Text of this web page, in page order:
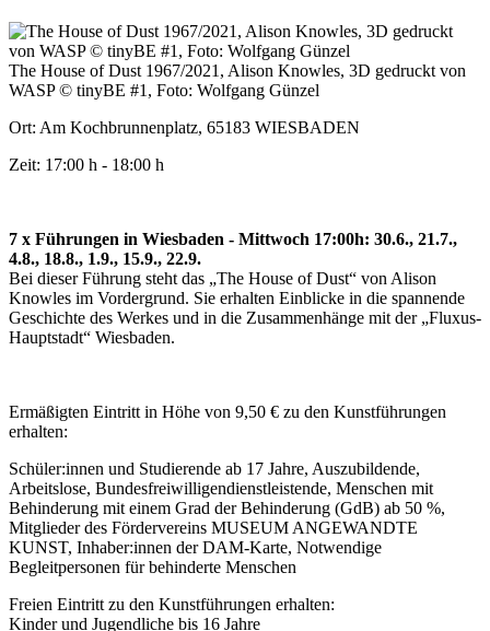
The House of Dust 1967/2021, Alison Knowles, 3D gedruckt von
WASP © tinyBE #1, Foto: Wolfgang Günzel
Ort: Am Kochbrunnenplatz, 65183 WIESBADEN
Zeit: 17:00 h - 18:00 h
7 x Führungen in Wiesbaden - Mittwoch 17:00h: 30.6., 21.7.,
4.8., 18.8., 1.9., 15.9., 22.9.
Bei dieser Führung steht das „The House of Dust“ von Alison
Knowles im Vordergrund. Sie erhalten Einblicke in die spannende
Geschichte des Werkes und in die Zusammenhänge mit der „Fluxus-
Hauptstadt“ Wiesbaden.
Ermäßigten Eintritt in Höhe von 9,50 € zu den Kunstführungen
erhalten:
Schüler:innen und Studierende ab 17 Jahre, Auszubildende,
Arbeitslose, Bundesfreiwilligendienstleistende, Menschen mit
Behinderung mit einem Grad der Behinderung (GdB) ab 50 %,
Mitglieder des Fördervereins MUSEUM ANGEWANDTE
KUNST, Inhaber:innen der DAM-Karte, Notwendige
Begleitpersonen für behinderte Menschen
Freien Eintritt zu den Kunstführungen erhalten:
Kinder und Jugendliche bis 16 Jahre